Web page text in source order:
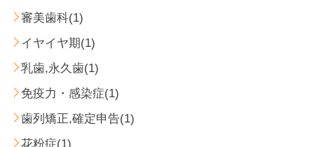
審美歯科(1)
イヤイヤ期(1)
乳歯,永久歯(1)
免疫力・感染症(1)
歯列矯正,確定申告(1)
花粉症(1)